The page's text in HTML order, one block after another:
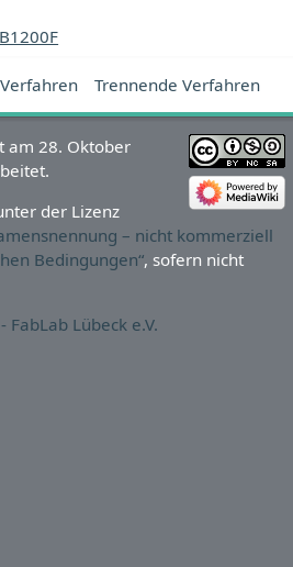
Trennende Verfahren
am 28. Oktober
der Lizenz
– nicht kommerziell
Bedingungen“, sofern nicht
FabLab Lübeck e.V.